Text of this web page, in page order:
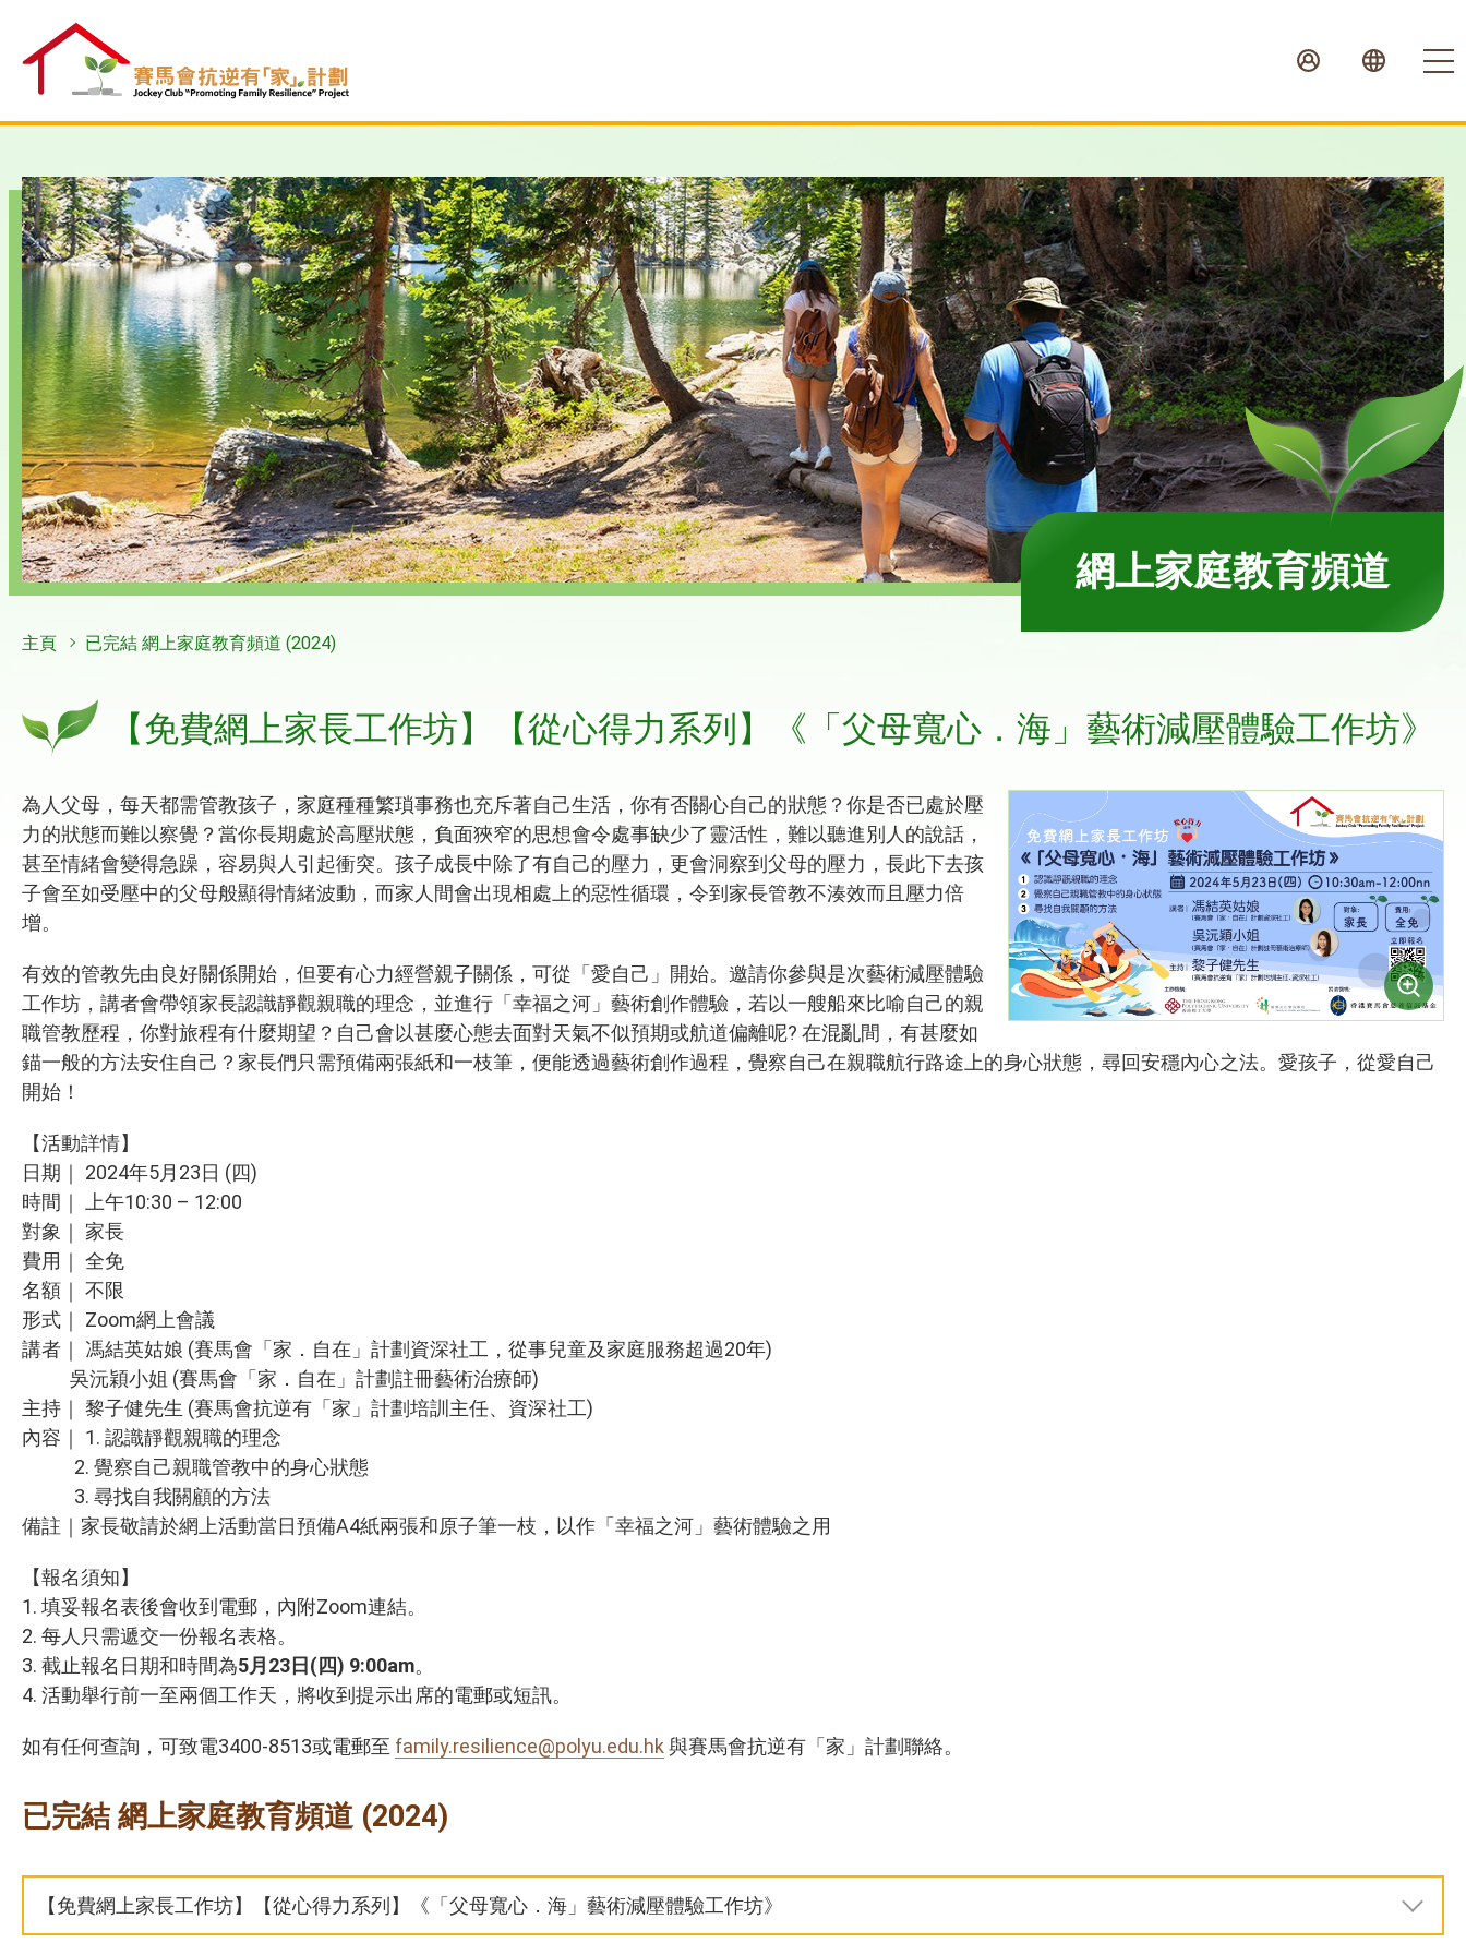
開
網上家庭教育頻道
主頁 已完結 網上家庭教育頻道 (2024)
【免費網上家長工作坊】【從心得力系列】《「父母寬心．海」藝術減壓體驗工作坊》
為人父母，每天都需管教孩子，家庭種種繁瑣事務也充斥著自己生活，你有否關心自己的狀態？你是否已處於壓
力的狀態而難以察覺？當你長期處於高壓狀態，負面狹窄的思想會令處事缺少了靈活性，難以聽進別人的說話，
甚至情緒會變得急躁，容易與人引起衝突。孩子成長中除了有自己的壓力，更會洞察到父母的壓力，長此下去孩
子會至如受壓中的父母般顯得情緒波動，而家人間會出現相處上的惡性循環，令到家長管教不湊效而且壓力倍
增。
有效的管教先由良好關係開始，但要有心力經營親子關係，可從「愛自己」開始。邀請你參與是次藝術減壓體驗
工作坊，講者會帶領家長認識靜觀親職的理念，並進行「幸福之河」藝術創作體驗，若以一艘船來比喻自己的親
職管教歷程，你對旅程有什麼期望？自己會以甚麼心態去面對天氣不似預期或航道偏離呢? 在混亂間，有甚麼如
錨一般的方法安住自己？家長們只需預備兩張紙和一枝筆，便能透過藝術創作過程，覺察自己在親職航行路途上的身心狀態，尋回安穩內心之法。愛孩子，從愛自己
開始！
【活動詳情】
日期｜ 2024年5月23日 (四)
時間｜ 上午10:30 – 12:00
對象｜ 家長
費用｜ 全免
名額｜ 不限
形式｜ Zoom網上會議
講者｜ 馮結英姑娘 (賽馬會「家．自在」計劃資深社工，從事兒童及家庭服務超過20年)
吳沅穎小姐 (賽馬會「家．自在」計劃註冊藝術治療師)
主持｜ 黎子健先生 (賽馬會抗逆有「家」計劃培訓主任、資深社工)
內容｜ 1. 認識靜觀親職的理念
2. 覺察自己親職管教中的身心狀態
3. 尋找自我關顧的方法
備註｜家長敬請於網上活動當日預備A4紙兩張和原子筆一枝，以作「幸福之河」藝術體驗之用
【報名須知】
1. 填妥報名表後會收到電郵，內附Zoom連結。
2. 每人只需遞交一份報名表格。
3. 截止報名日期和時間為5月23日(四) 9:00am。
4. 活動舉行前一至兩個工作天，將收到提示出席的電郵或短訊。
如有任何查詢，可致電3400-8513或電郵至 family.resilience@polyu.edu.hk與賽馬會抗逆有「家」計劃聯絡。
已完結 網上家庭教育頻道 (2024)
【免費網上家長工作坊】【從心得力系列】《「父母寬心．海」藝術減壓體驗工作坊》